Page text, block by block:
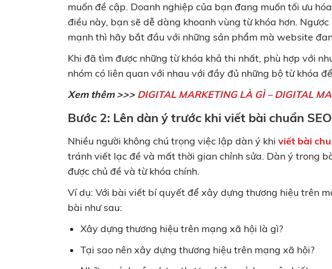
muốn đề cập. Doanh nghiệp của bạn đang muốn tối ưu
điều này, bạn sẽ dễ dàng khoanh vùng từ khóa hơn.
mạnh thì hãy bắt đầu với những sản phẩm mà website
Khi đã tìm được những từ khóa khả thi nhất, phù hợp với
nhóm có liên quan với nhau với đầy đủ những bộ từ khóa
Xem thêm >>> DIGITAL MARKETING LÀ GÌ – DIGITAL
Bước 2: Lên dàn ý trước khi viết bài chuẩn SEO
Nhiều người không chú trọng việc lập dàn ý khi viết bài
tránh viết lạc đề và mất thời gian chỉnh sửa. Dàn ý trong
được chủ đề và từ khóa chính.
Ví dụ: Với bài viết bí quyết để xây dựng thương hiệu trên
bài như sau:
Xây dựng thương hiệu trên mạng xã hội là gì?
Tại sao nên xây dựng thương hiệu trên mạng xã hội?